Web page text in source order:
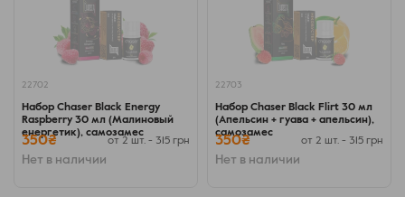
22702
Набор Chaser Black Energy
Raspberry 30 мл (Малиновый
енергетик), самозамес
350₴ от 2 шт. - 315 грн
Нет в наличии
22703
Набор Chaser Black Flirt 30 мл
(Апельсин + гуава + апельсин),
самозамес
350₴ от 2 шт. - 315 грн
Нет в наличии